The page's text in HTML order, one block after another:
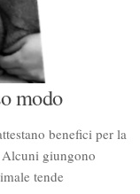
modo
benefici per la
Alcuni giungono
tende